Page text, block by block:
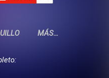
MÁS…